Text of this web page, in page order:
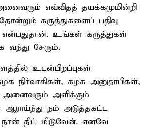
எவ்விதத் தயக்கமுமின்றி
கருத்துகளைப் பதிவு
உங்கள் கருத்துகள்
வந்து சேரும்.
உடன்பிறப்புகள்
நிர்வாகிகள், கழக அனுதாபிகள்,
அளிக்கும்
நம் அடுத்தகட்ட
திட்டமிடுவேன். எனவே